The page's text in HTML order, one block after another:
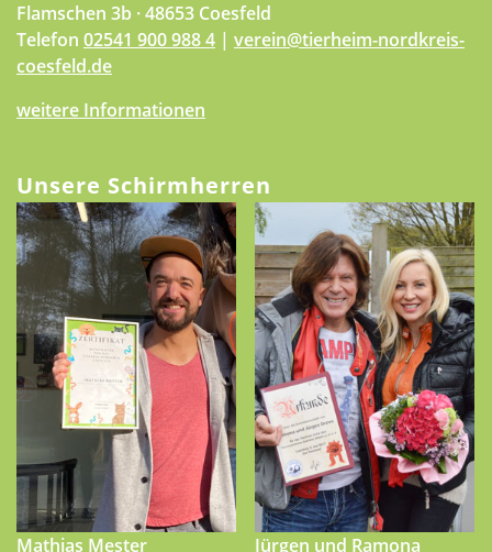
Flamschen 3b · 48653 Coesfeld
Telefon 02541 900 988 4 | verein@tierheim-nordkreis-
coesfeld.de
weitere Informationen
Unsere Schirmherren
Mathias Mester Jürgen und Ramona